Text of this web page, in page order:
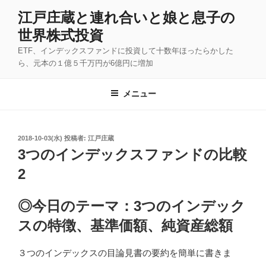
江戸庄蔵と連れ合いと娘と息子の
世界株式投資
ETF、インデックスファンドに投資して十数年ほったらかした
ら、元本の１億５千万円が6億円に増加
メニュー
投
稿
日:
2018-10-03(水) 投稿者: 江戸庄蔵
3つのインデックスファンドの比較
2
◎今日のテーマ：3つのインデック
スの特徴、基準価額、純資産総額
３つのインデックスの目論見書の要約を簡単に書きま